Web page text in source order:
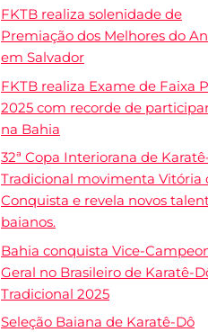
FKTB realiza solenidade de
Premiação dos Melhores do
em Salvador
FKTB realiza Exame de Faixa
2025 com recorde de
na Bahia
32ª Copa Interiorana de
Tradicional movimenta Vitória
Conquista e revela novos
baianos.
Bahia conquista Vice-
Geral no Brasileiro de Karatê-
Tradicional 2025
Seleção Baiana de Karatê-Dô